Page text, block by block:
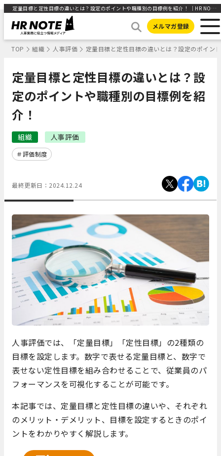
定量目標と定性目標の違いとは？設定のポイントや職種別の目標例を紹介！ ｜HR NOTE
メルマガ登録
TOP 組織 人事評価 定量目標と定性目標の違いとは？設定のポイン
定量目標と定性目標の違いとは？設
定のポイントや職種別の目標例を紹
介！
組織 人事評価
評価制度
最終更新日： 2024.12.24
人事評価では、「定量目標」「定性目標」の2種類の
目標を設定します。数字で表せる定量目標と、数字で
表せない定性目標を組み合わせることで、従業員のパ
フォーマンスを可視化することが可能です。
本記事では、定量目標と定性目標の違いや、それぞれ
のメリット・デメリット、目標を設定するときのポイ
ントをわかりやすく解説します。